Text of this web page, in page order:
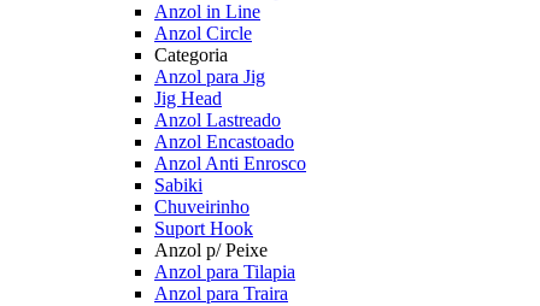
Anzol in Line
Anzol Circle
Categoria
Anzol para Jig
Jig Head
Anzol Lastreado
Anzol Encastoado
Anzol Anti Enrosco
Sabiki
Chuveirinho
Suport Hook
Anzol p/ Peixe
Anzol para Tilapia
Anzol para Traira